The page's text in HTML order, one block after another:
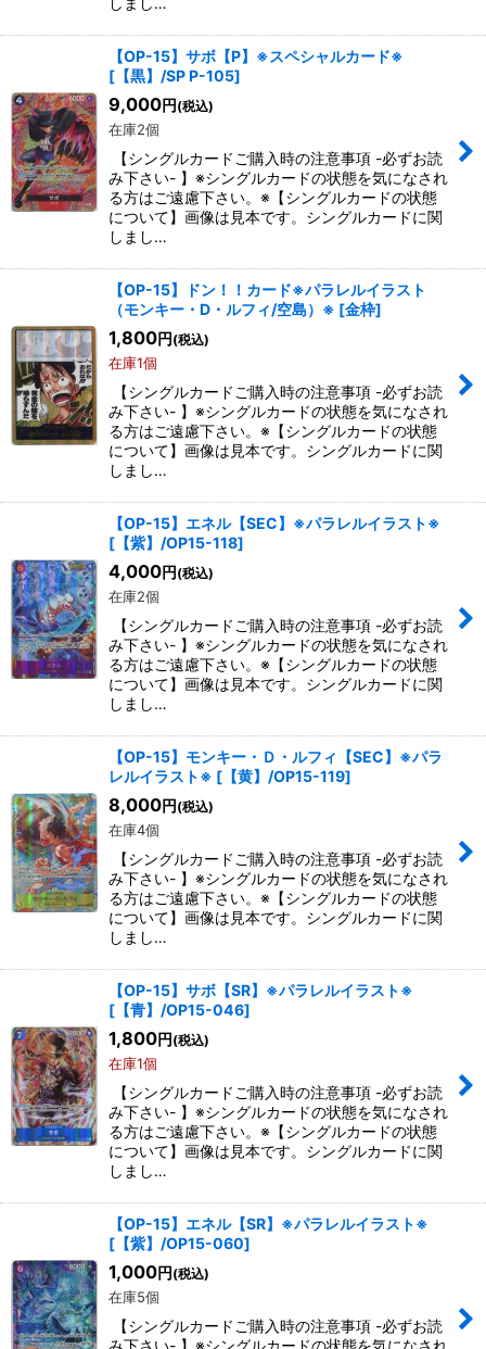
【OP-15】サボ【P】※スペシャルカード※
[ 【黒】/SP P-105]
9,000円 (税込)
在庫2個
【シングルカードご購入時の注意事項 -必ずお読
み下さい- 】※シングルカードの状態を気になされ
る方はご遠慮下さい。※【シングルカードの状態
について】画像は見本です。シングルカードに関
しまし…
【OP-15】ドン！！カード※パラレルイラスト
（モンキー・D・ルフィ/空島）※ [金枠]
1,800円 (税込)
在庫1個
【シングルカードご購入時の注意事項 -必ずお読
み下さい- 】※シングルカードの状態を気になされ
る方はご遠慮下さい。※【シングルカードの状態
について】画像は見本です。シングルカードに関
しまし…
【OP-15】エネル【SEC】※パラレルイラスト※
[ 【紫】/OP15-118]
4,000円 (税込)
在庫2個
【シングルカードご購入時の注意事項 -必ずお読
み下さい- 】※シングルカードの状態を気になされ
る方はご遠慮下さい。※【シングルカードの状態
について】画像は見本です。シングルカードに関
しまし…
【OP-15】モンキー・Ｄ・ルフィ【SEC】※パラ
レルイラスト※ [ 【黄】/OP15-119]
8,000円 (税込)
在庫4個
【シングルカードご購入時の注意事項 -必ずお読
み下さい- 】※シングルカードの状態を気になされ
る方はご遠慮下さい。※【シングルカードの状態
について】画像は見本です。シングルカードに関
しまし…
【OP-15】サボ【SR】※パラレルイラスト※
[ 【青】/OP15-046]
1,800円 (税込)
在庫1個
【シングルカードご購入時の注意事項 -必ずお読
み下さい- 】※シングルカードの状態を気になされ
る方はご遠慮下さい。※【シングルカードの状態
について】画像は見本です。シングルカードに関
しまし…
【OP-15】エネル【SR】※パラレルイラスト※
[ 【紫】/OP15-060]
1,000円 (税込)
在庫5個
【シングルカードご購入時の注意事項 -必ずお読
み下さい- 】※シングルカードの状態を気になされ